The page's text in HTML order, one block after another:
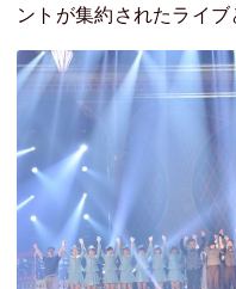
ントが集約されたライブ